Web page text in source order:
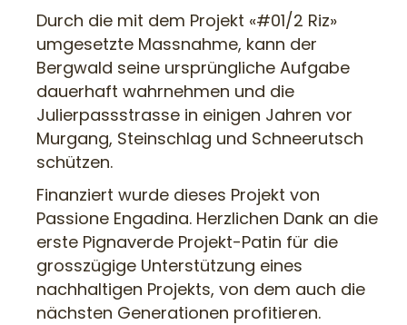
Durch die mit dem Projekt «#01/2 Riz»
umgesetzte Massnahme, kann der
Bergwald seine ursprüngliche Aufgabe
dauerhaft wahrnehmen und die
Julierpassstrasse in einigen Jahren vor
Murgang, Steinschlag und Schneerutsch
schützen.
Finanziert wurde dieses Projekt von
Passione Engadina. Herzlichen Dank an die
erste Pignaverde Projekt-Patin für die
grosszügige Unterstützung eines
nachhaltigen Projekts, von dem auch die
nächsten Generationen profitieren.